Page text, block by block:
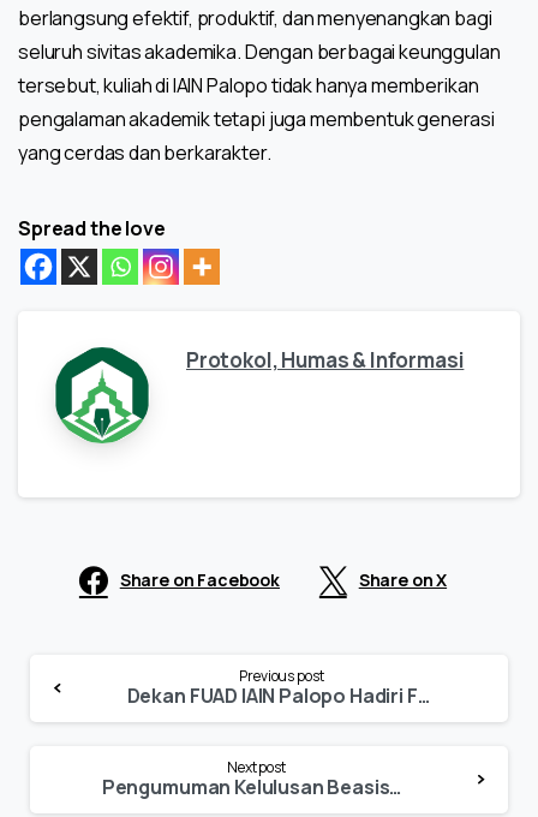
berlangsung efektif, produktif, dan menyenangkan bagi
seluruh sivitas akademika. Dengan berbagai keunggulan
tersebut, kuliah di IAIN Palopo tidak hanya memberikan
pengalaman akademik tetapi juga membentuk generasi
yang cerdas dan berkarakter.
Spread the love
Protokol, Humas & Informasi
Share on Facebook Share on X
Reading
Previous post
Dekan FUAD IAIN Palopo Hadiri Forum Dekan PTKI se-Indonesia di Tulungagung
Next post
Pengumuman Kelulusan Beasiswa KIP 2024